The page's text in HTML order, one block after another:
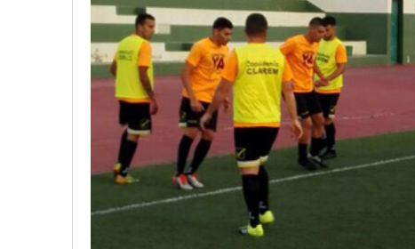
Nicolás 18 junio, 2023